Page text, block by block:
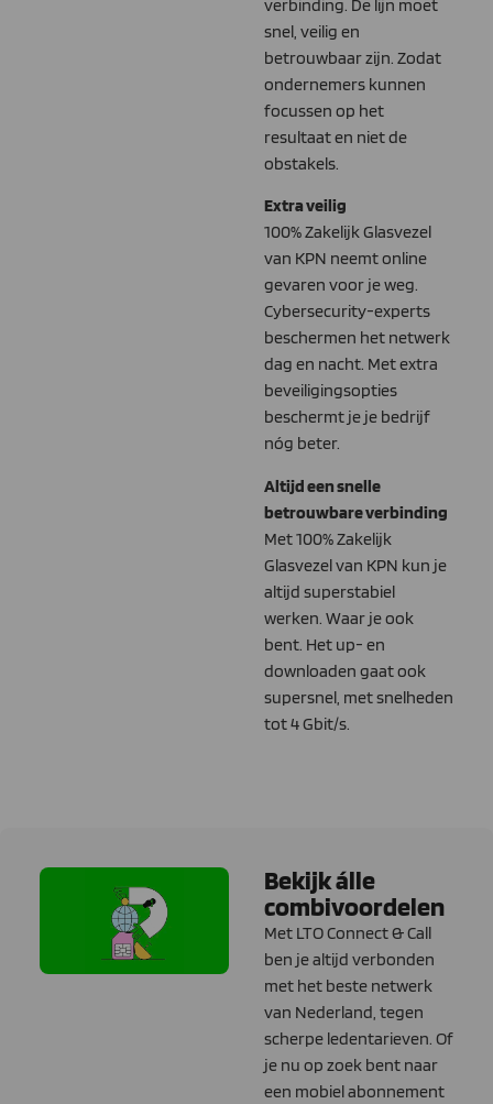
verbinding. De lijn moet
snel, veilig en
betrouwbaar zijn. Zodat
ondernemers kunnen
focussen op het
resultaat en niet de
obstakels.
Extra veilig
100% Zakelijk Glasvezel
van KPN neemt online
gevaren voor je weg.
Cybersecurity-experts
beschermen het netwerk
dag en nacht. Met extra
beveiligingsopties
beschermt je je bedrijf
nóg beter.
Altijd een snelle
betrouwbare verbinding
Met 100% Zakelijk
Glasvezel van KPN kun je
altijd superstabiel
werken. Waar je ook
bent. Het up- en
downloaden gaat ook
supersnel, met snelheden
tot 4 Gbit/s.
Bekijk álle
combivoordelen
Met LTO Connect & Call
ben je altijd verbonden
met het beste netwerk
van Nederland, tegen
scherpe ledentarieven. Of
je nu op zoek bent naar
een mobiel abonnement